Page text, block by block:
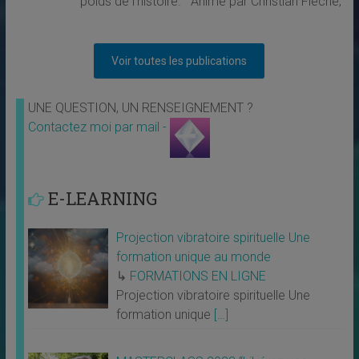
Voir toutes les publications
UNE QUESTION, UN RENSEIGNEMENT ?
Contactez moi par mail -
E-LEARNING
Projection vibratoire spirituelle Une
formation unique au monde
↳ FORMATIONS EN LIGNE
Projection vibratoire spirituelle Une
formation unique […]